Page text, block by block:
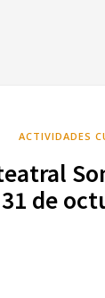
ACTIVIDADES
de